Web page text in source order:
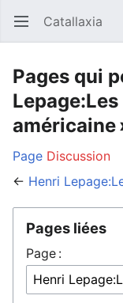
Ouvrir le menu principal Catallaxia
Pages qui
américaine
Page Discussion
← Henri
Pages liées
Page :